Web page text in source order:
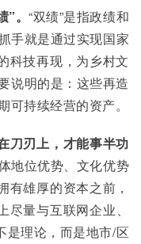
”。“双绩”是指政绩和
手就是通过实现国家
科技再现，为乡村文
说明的是：这些再造
持续经营的资产。
刀刃上，才能事半功
地位优势、文化优势
有雄厚的资本之前，
尽量与互联网企业、
是理论，而是地市/区